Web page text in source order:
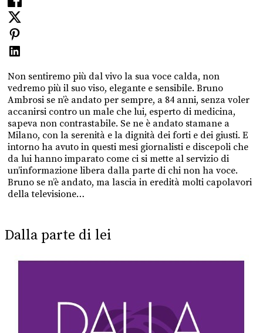
Non sentiremo più dal vivo la sua voce calda, non
vedremo più il suo viso, elegante e sensibile. Bruno
Ambrosi se n’è andato per sempre, a 84 anni, senza voler
accanirsi contro un male che lui, esperto di medicina,
sapeva non contrastabile. Se ne è andato stamane a
Milano, con la serenità e la dignità dei forti e dei giusti. E
intorno ha avuto in questi mesi giornalisti e discepoli che
da lui hanno imparato come ci si mette al servizio di
un’informazione libera dalla parte di chi non ha voce.
Bruno se n’è andato, ma lascia in eredità molti capolavori
della televisione…
Dalla parte di lei